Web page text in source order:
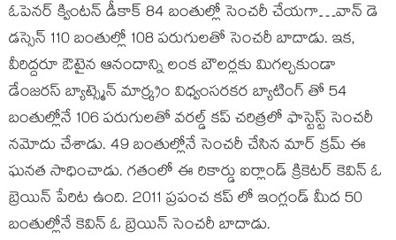
ఓపెనర్ క్వింటన్ డీకాక్ 84 బంతుల్లో సెంచరీ చేయగా…వాన్ డె
డస్సెన్ 110 బంతుల్లో 108 పరుగులతో సెంచరీ బాదాడు. ఇక,
వీరిద్దరూ ఔటైన ఆనందాన్ని లంక బౌలర్లకు మిగల్చకుండా
డేంజరస్ బ్యాట్స్మెన్ మార్క్రం విధ్వంసరకర బ్యాటింగ్ తో 54
బంతుల్లోనే 106 పరుగులతో వరల్డ్ కప్ చరిత్రలో ఫాస్టెస్ట్ సెంచరీ
నమోదు చేశాడు. 49 బంతుల్లోనే సెంచరీ చేసిన మార్ క్రమ్ ఈ
ఘనత సాధించాడు. గతంలో ఈ రికార్డు ఐర్లాండ్ క్రికెటర్ కెవిన్ ఓ
బ్రెయిన్ పేరిట ఉంది. 2011 ప్రపంచ కప్ లో ఇంగ్లండ్ మీద 50
బంతుల్లోనే కెవిన్ ఓ బ్రెయిన్ సెంచరీ బాదాడు.